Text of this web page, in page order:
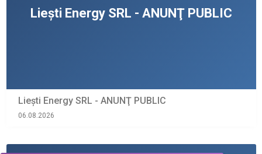
Liești Energy SRL - ANUNŢ PUBLIC
06.08.2026